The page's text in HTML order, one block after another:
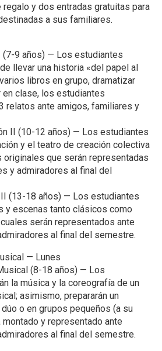
regalo y dos entradas gratuitas para
a sus familiares.
(7-9 años) — Los estudiantes
llevar una historia «del papel al
libros en grupo, dramatizar
clase, los estudiantes
relatos ante amigos, familiares y
II (10-12 años) — Los estudiantes
y el teatro de creación colectiva
originales que serán representadas
y admiradores al final del
(13-18 años) — Los estudiantes
y escenas tanto clásicos como
serán representados ante
al final del semestre.
— Lunes
(8-18 años) — Los
la música y la coreografía de un
asimismo, prepararán un
o en grupos pequeños (a su
y representado ante
al final del semestre.